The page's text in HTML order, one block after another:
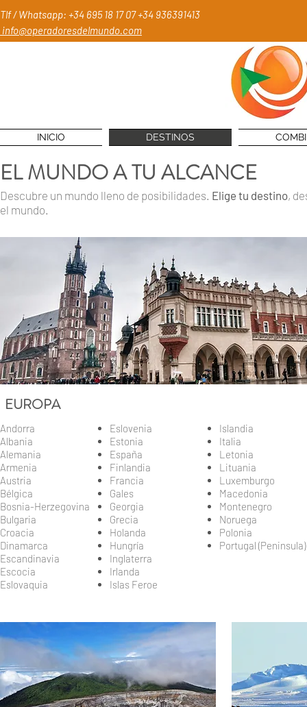
Tlf / Whatsapp: +34 695 18 17 07+34 936391413
info@operadoresdelmundo.com
INICIO DESTINOS
EL MUNDO A TU ALCANCE
Descubre un mundo lleno de posibilidades. Elige tu destino,
el mundo.
EUROPA
Andorra
Albania
Alemania
Armenia
Austria
Bélgica
Bosnia-Herzegovina
Bulgaria
Croacia
Dinamarca
Escandinavia
Escocia
Eslovaquia
Eslovenia
Estonia
España
Finlandia
Francia
Gales
Georgia
Grecia
Holanda
Hungría
Inglaterra
Irlanda
Islas Feroe
Islandia
Italia
Letonia
Lituania
Luxemburgo
Macedonia
Montenegro
Noruega
Polonia
Portugal (Peninsula)